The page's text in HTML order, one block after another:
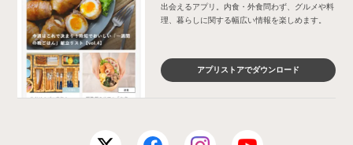
出会えるアプリ。内食・外食問わず、グルメや料
理、暮らしに関する幅広い情報を楽しめます。
アプリストアでダウンロード